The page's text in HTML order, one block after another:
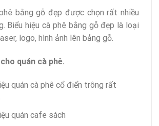
bằng gỗ đẹp được chọn rất nhiều
Biểu hiệu cà phê bằng gỗ đẹp là loại
logo, hình ảnh lên bảng gỗ.
quán cà phê.
quán cà phê cổ điển trông rất
quán cafe sách